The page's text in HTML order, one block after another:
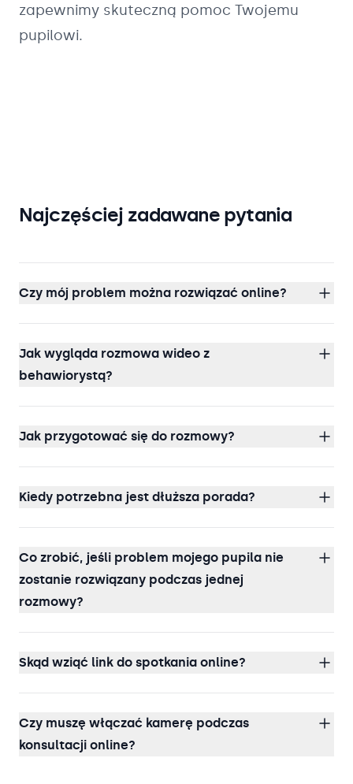
zapewnimy skuteczną pomoc Twojemu
pupilowi.
Najczęściej zadawane pytania
Czy mój problem można rozwiązać online?
Jak wygląda rozmowa wideo z
behawiorystą?
Jak przygotować się do rozmowy?
Kiedy potrzebna jest dłuższa porada?
Co zrobić, jeśli problem mojego pupila nie
zostanie rozwiązany podczas jednej
rozmowy?
Skąd wziąć link do spotkania online?
Czy muszę włączać kamerę podczas
konsultacji online?